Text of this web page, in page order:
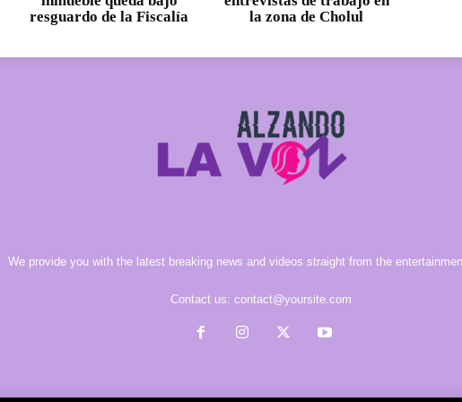
resguardo de la Fiscalía
la zona de Cholul
We provide you with the latest breaking news and videos straight from the
Contact us: contact@yoursite.com